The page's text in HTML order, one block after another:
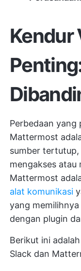
Kendur
Perbedaan yang
Mattermost
sumber
mengakses atau
Mattermost
alat komunikasi
yang
dengan plugin
Berikut ini
Slack dan